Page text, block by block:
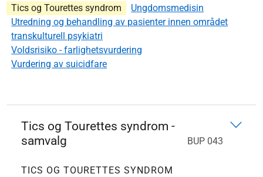
Tics og Tourettes syndrom
Ungdomsmedisin
Utredning og behandling av pasienter innen området
transkulturell psykiatri
Voldsrisiko - farlighetsvurdering
Vurdering av suicidfare
Tics og Tourettes syndrom -
samvalg
BUP 043
TICS OG TOURETTES SYNDROM